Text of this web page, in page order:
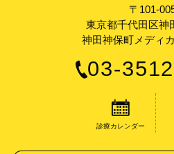
〒101-
東京都千代田区神
神田神保町メディ
03-
診療カレンダー